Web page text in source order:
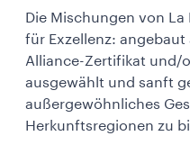
Die Mischungen von La
für Exzellenz:
Alliance-Zertifikat und/
ausgewählt und sanft
außergewöhnliches
Herkunftsregionen zu